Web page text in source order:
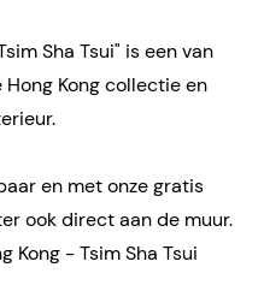
Sha Tsui" is een van
Kong collectie en
en met onze gratis
ook direct aan de muur.
Kong - Tsim Sha Tsui